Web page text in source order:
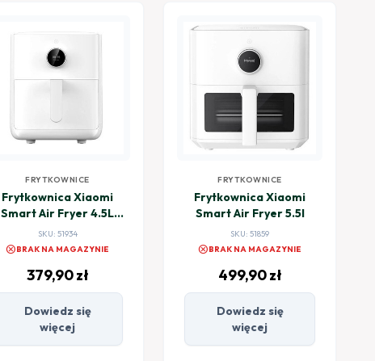
FRYTKOWNICE
Frytkownica Xiaomi
Smart Air Fryer 4.5L
biały
SKU: 51934
cancelBRAK NA MAGAZYNIE
379,90zł
Dowiedz się
więcej
FRYTKOWNICE
Frytkownica Xiaomi
Smart Air Fryer 5.5l
SKU: 51859
cancelBRAK NA MAGAZYNIE
499,90zł
Dowiedz się
więcej